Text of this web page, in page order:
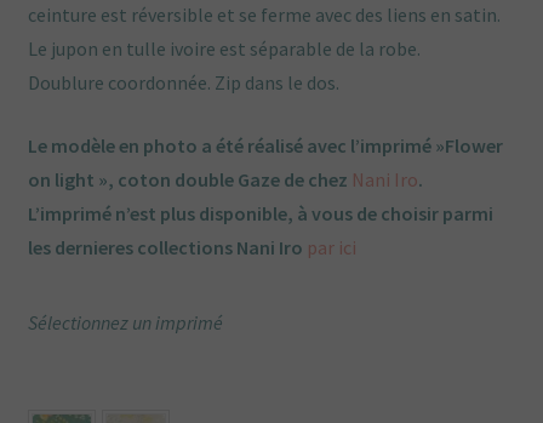
ceinture est réversible et se ferme avec des liens en satin.
Le jupon en tulle ivoire est séparable de la robe.
Doublure coordonnée. Zip dans le dos.
Le modèle en photo a été réalisé avec l’imprimé »Flower
on light », coton double Gaze de chez Nani Iro.
L’imprimé n’est plus disponible, à vous de choisir parmi
les dernieres collections Nani Iro par ici
Sélectionnez un imprimé